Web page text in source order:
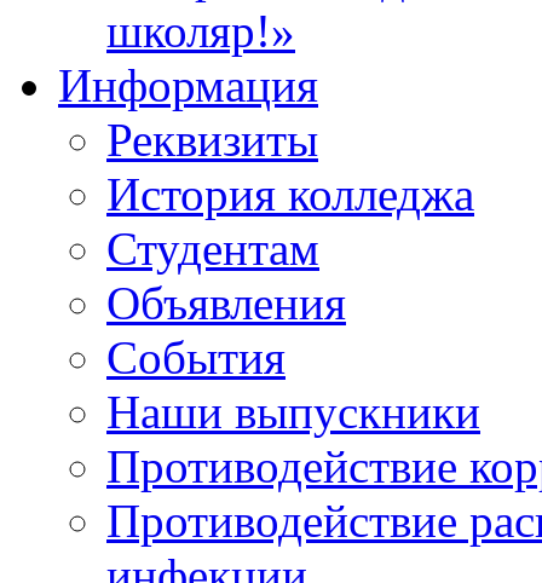
школяр!»
Информация
Реквизиты
История колледжа
Студентам
Объявления
События
Наши выпускники
Противодействие
Противодействие